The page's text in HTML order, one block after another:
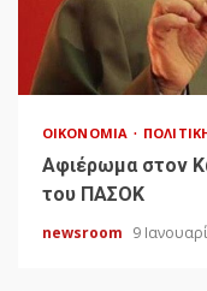
ΟΙΚΟΝΟΜΊΑ
Αφιέρωμα στον
του ΠΑΣΟΚ
newsroom 9